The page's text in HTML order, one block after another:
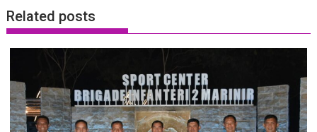
Related posts